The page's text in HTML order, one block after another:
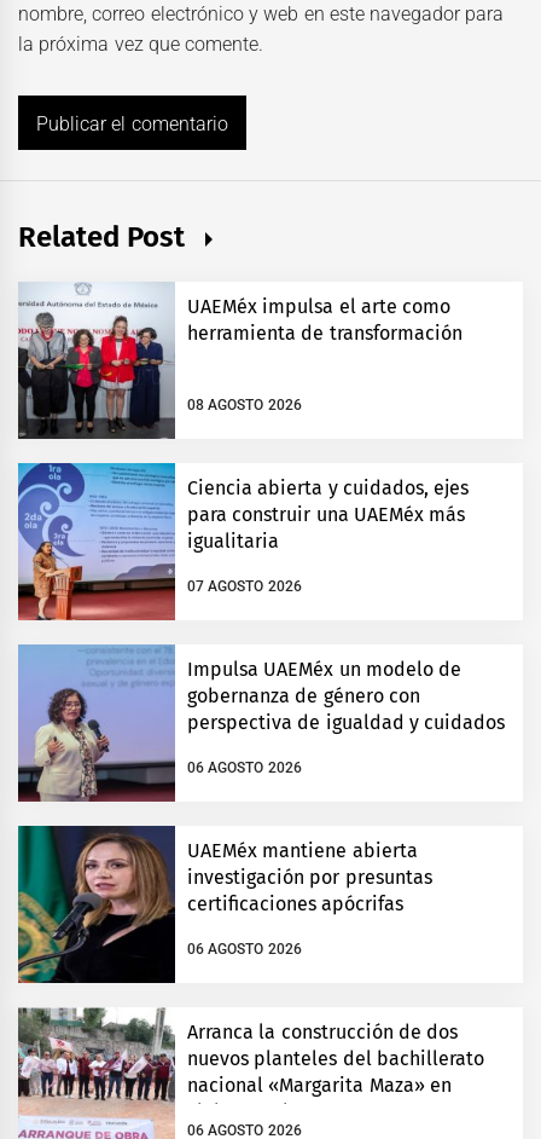
nombre, correo electrónico y web en este navegador para
la próxima vez que comente.
Related Post
UAEMéx impulsa el arte como
herramienta de transformación
08 AGOSTO 2026
Ciencia abierta y cuidados, ejes
para construir una UAEMéx más
igualitaria
07 AGOSTO 2026
Impulsa UAEMéx un modelo de
gobernanza de género con
perspectiva de igualdad y cuidados
06 AGOSTO 2026
UAEMéx mantiene abierta
investigación por presuntas
certificaciones apócrifas
06 AGOSTO 2026
Arranca la construcción de dos
nuevos planteles del bachillerato
nacional «Margarita Maza» en
Tlalnepantla
06 AGOSTO 2026